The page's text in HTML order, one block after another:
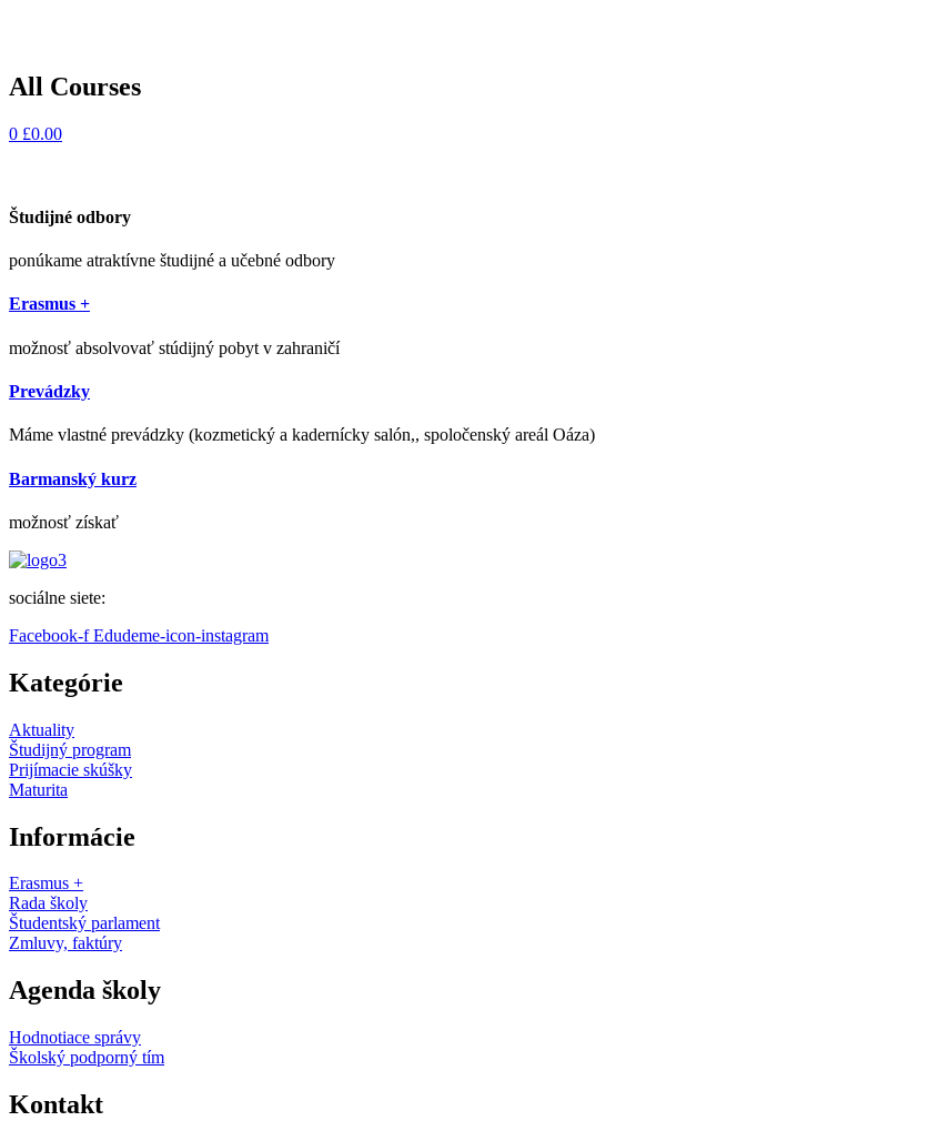
All Courses
0 £0.00
Študijné odbory
ponúkame atraktívne študijné a učebné odbory
Erasmus +
možnosť absolvovať stúdijný pobyt v zahraničí
Prevádzky
Máme vlastné prevádzky (kozmetický a kadernícky salón,, spoločenský areál Oáza)
Barmanský kurz
možnosť získať
sociálne siete:
Facebook-f Edudeme-icon-instagram
Kategórie
Aktuality
Študijný program
Prijímacie skúšky
Maturita
Informácie
Erasmus +
Rada školy
Študentský parlament
Zmluvy, faktúry
Agenda školy
Hodnotiace správy
Školský podporný tím
Kontakt